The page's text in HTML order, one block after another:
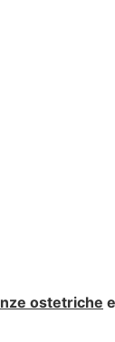
ostetriche e